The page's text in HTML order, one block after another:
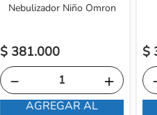
Nebulizador Niño Omron
$ 381.000
＋
－
AGREGAR AL
$